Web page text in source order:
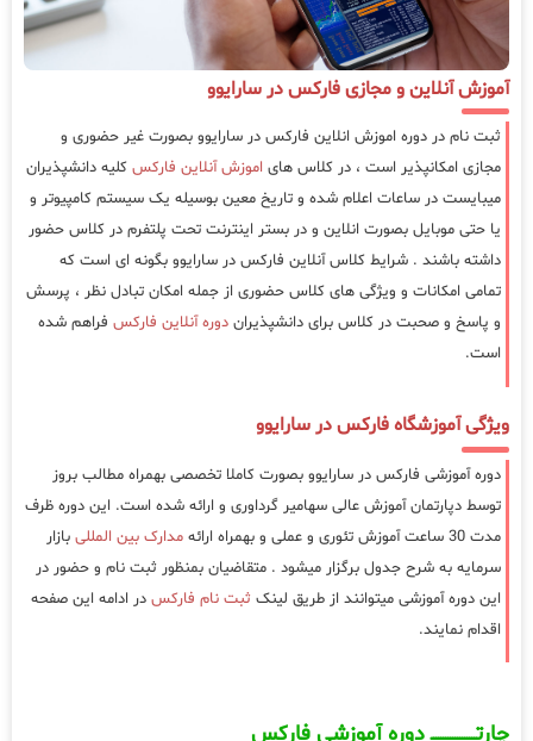
آموزش آنلاین و مجازی فارکس در سارایوو
ثبت نام در دوره اموزش انلاین فارکس در سارایوو بصورت غیر حضوری و
مجازی امکانپذیر است ، در کلاس های اموزش آنلاین فارکس کلیه دانشپذیران
میبایست در ساعات اعلام شده و تاریخ معین بوسیله یک سیستم کامپیوتر و
یا حتی موبایل بصورت انلاین و در بستر اینترنت تحت پلتفرم در کلاس حضور
داشته باشند . شرایط کلاس آنلاین فارکس در سارایوو بگونه ای است که
تمامی امکانات و ویژگی های کلاس حضوری از جمله امکان تبادل نظر ، پرسش
و پاسخ و صحبت در کلاس برای دانشپذیران دوره آنلاین فارکس فراهم شده
است.
ویژگی آموزشگاه فارکس در سارایوو
دوره آموزشی فارکس در سارایوو بصورت کاملا تخصصی بهمراه مطالب بروز
توسط دپارتمان آموزش عالی سهامیر گرداوری و ارائه شده است. این دوره ظرف
مدت 30 ساعت آموزش تئوری و عملی و بهمراه ارائه
مدارک بین المللی بازار
سرمایه به شرح جدول برگزار میشود . متقاضیان بمنظور ثبت نام و حضور در
این دوره آموزشی میتوانند از طریق لینک ثبت نام فارکس در ادامه این صفحه
اقدام نمایند.
چارتـــــــــــــــــــ دوره آموزشی فارکس